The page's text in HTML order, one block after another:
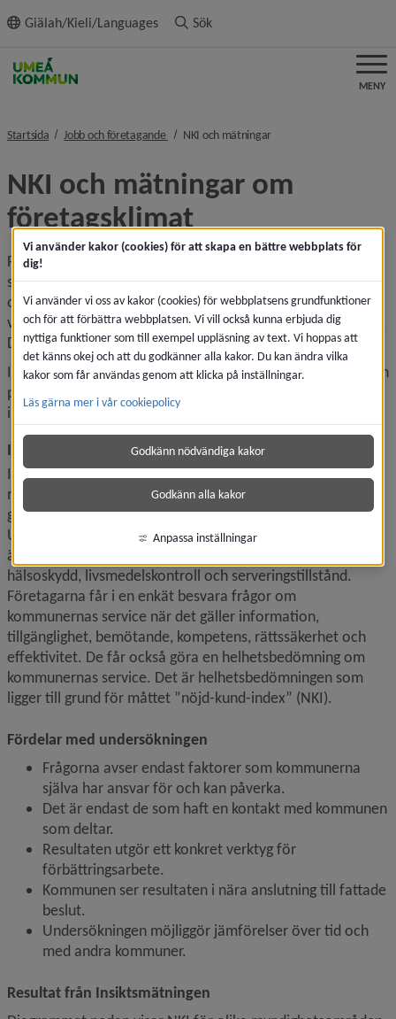
innehållet
Giälah/Kieli/Languages Sök
MENY
Startsida Jobb och företagande nivå i brödsmulenavigeringen
NKI och mätningarnivå i
NKI och mätningar om
företagsklimat
För att fortsätta utveckla och förbättra Umeå kommuns
service är det viktigt för oss att veta vad företagare tycker
om det vi gör. Förutom direkt dialog med företagare deltar
vi i ett antal NKI (nöjd kund index)-mätningar och rankingar.
Det är viktiga verktyg för oss i vår verksamhetsutveckling.
I årets mätning (resultatet för 2025) placerar sig kommunen
på plats 114 av 199. I kategorin med städer över 40 000
invånare ligger Umeå på plats 33 av 67.
Insikt från SKR – vår viktigaste mätning
Insikt är en servicemätning av kommunernas
myndighetsutövning och service gentemot företag. Den
görs av SKR, Sveriges kommuner och regioner.
Undersökningen genomförs bland företagare som haft ett
ärende inom myndighets­områdena bygglov, miljö- och
hälsoskydd, livsmedelskontroll och serveringstillstånd.
Företagarna får i en enkät besvara frågor om
kommunernas service när det gäller information,
tillgänglighet, bemötande, kompetens, rättssäkerhet och
effektivitet. De får också göra en helhetsbedömning om
kommunernas service. Det är helhetsbedömningen som
ligger till grund för måttet ”nöjd-kund-index” (NKI).
Fördelar med undersökningen
Frågorna avser endast faktorer som kommunerna
själva har ansvar för och kan påverka.
Det är endast de som haft en kontakt med kommunen
som deltar.
Resultaten utgör ett konkret verktyg för
förbättringsarbete.
Kommunen ser resultaten i nära anslutning till fattade
beslut.
Undersökningen möjliggör jämförelser över tid och
med andra kommuner.
Resultat från Insiktsmätningen
Vi använder kakor (cookies) för att skapa en bättre webbplats för
dig!
Vi använder vi oss av kakor (cookies) för webbplatsens grundfunktioner
och för att förbättra webbplatsen. Vi vill också kunna erbjuda dig
nyttiga funktioner som till exempel uppläsning av text. Vi hoppas att
det känns okej och att du godkänner alla kakor. Du kan ändra vilka
kakor som får användas genom att klicka på inställningar.
Läs gärna mer i vår cookiepolicy
Godkänn nödvändiga kakor
Godkänn alla kakor
Anpassa inställningar